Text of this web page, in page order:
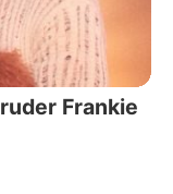
Frankie